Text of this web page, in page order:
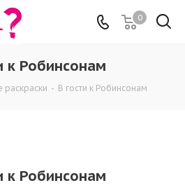
0
к Робинсонам
раскраски - В гости к Робинсонам
к Робинсонам